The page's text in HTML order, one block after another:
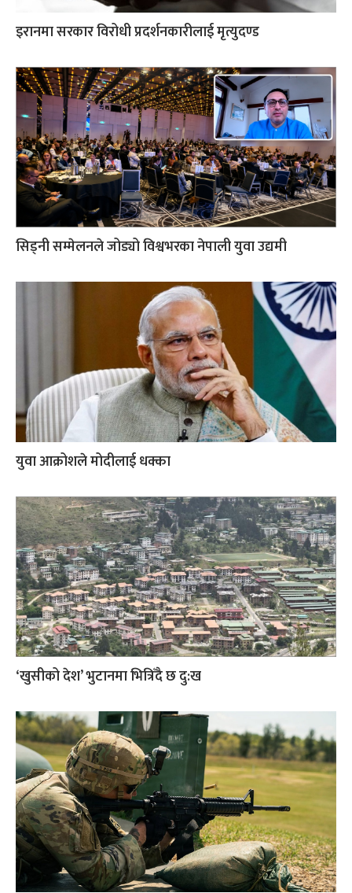
इरानमा सरकार विरोधी प्रदर्शनकारीलाई मृत्युदण्ड
सिड्नी सम्मेलनले जोड्यो विश्वभरका नेपाली युवा उद्यमी
युवा आक्रोशले मोदीलाई धक्का
‘खुसीको देश’ भुटानमा भित्रिँदै छ दु:ख